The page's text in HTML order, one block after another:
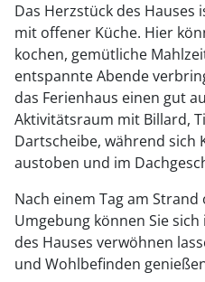
Das Herzstück des
mit offener Küche. Hier
kochen, gemütliche
entspannte Abende
das Ferienhaus einen gut
Aktivitätsraum mit Billard,
Dartscheibe, während sich
austoben und im
Nach einem Tag am
Umgebung können Sie
des Hauses verwöhnen
und Wohlbefinden